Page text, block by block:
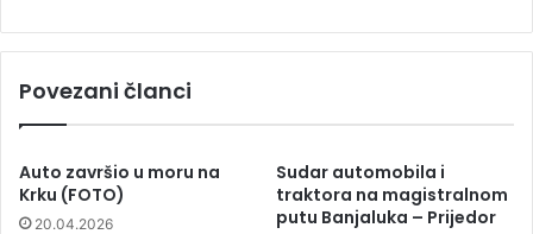
Povezani članci
Auto završio u moru na
Krku (FOTO)
20.04.2026
Sudar automobila i
traktora na magistralnom
putu Banjaluka – Prijedor